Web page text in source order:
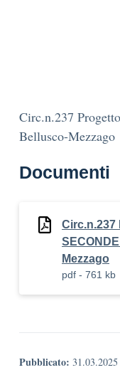
Circ.n.237
Bellusco-Mezzago
Documenti
Circ.n.237
Mezzago
pdf - 761 kb
Pubblicato: 31.03.2025